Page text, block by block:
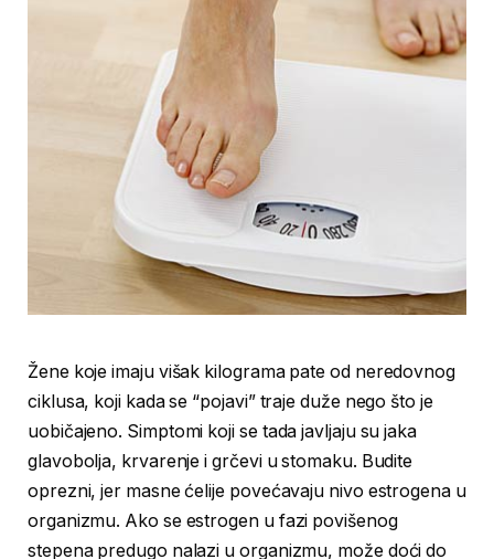
Žene koje imaju višak kilograma pate od neredovnog
ciklusa, koji kada se “pojavi” traje duže nego što je
uobičajeno. Simptomi koji se tada javljaju su jaka
glavobolja, krvarenje i grčevi u stomaku. Budite
oprezni, jer masne ćelije povećavaju nivo estrogena u
organizmu. Ako se estrogen u fazi povišenog
stepena predugo nalazi u organizmu, može doći do